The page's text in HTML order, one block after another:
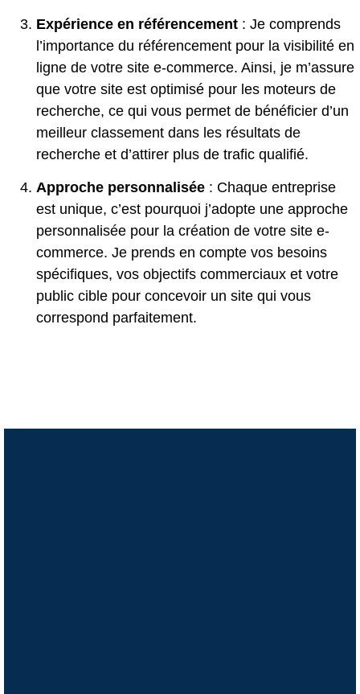
Expérience en référencement : Je comprends
l’importance du référencement pour la visibilité en
ligne de votre site e-commerce. Ainsi, je m’assure
que votre site est optimisé pour les moteurs de
recherche, ce qui vous permet de bénéficier d’un
meilleur classement dans les résultats de
recherche et d’attirer plus de trafic qualifié.
Approche personnalisée : Chaque entreprise
est unique, c’est pourquoi j’adopte une approche
personnalisée pour la création de votre site e-
commerce. Je prends en compte vos besoins
spécifiques, vos objectifs commerciaux et votre
public cible pour concevoir un site qui vous
correspond parfaitement.